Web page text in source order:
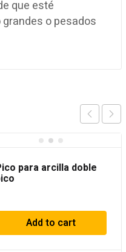
que esté
o pesados
para arcilla doble
Add to cart